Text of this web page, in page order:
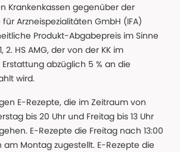
Krankenkassen gegenüber der
Arzneispezialitäten GmbH (IFA)
Produkt-Abgabepreis im Sinne
2. HS AMG, der von der KK im
abzüglich 5 % an die
wird.
E-Rezepte, die im Zeitraum von
bis 20 Uhr und Freitag bis 13 Uhr
E-Rezepte die Freitag nach 13:00
Montag zugestellt. E-Rezepte die